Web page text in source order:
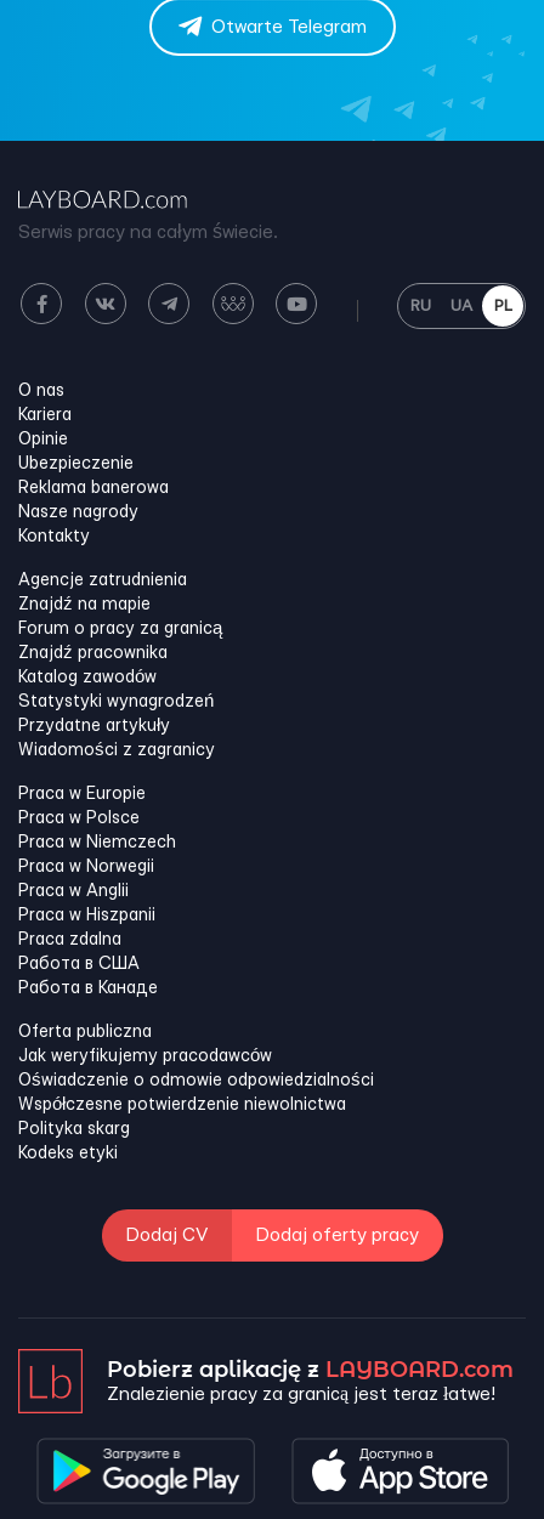
Otwarte Telegram
Serwis pracy na całym świecie.
RU UA PL
O nas
Kariera
Opinie
Ubezpieczenie
Reklama banerowa
Nasze nagrody
Kontakty
Agencje zatrudnienia
Znajdź na mapie
Forum o pracy za granicą
Znajdź pracownika
Katalog zawodów
Statystyki wynagrodzeń
Przydatne artykuły
Wiadomości z zagranicy
Praca w Europie
Praca w Polsce
Praca w Niemczech
Praca w Norwegii
Praca w Anglii
Praca w Hiszpanii
Praca zdalna
Работа в США
Работа в Канадe
Oferta publiczna
Jak weryfikujemy pracodawców
Oświadczenie o odmowie odpowiedzialności
Współczesne potwierdzenie niewolnictwa
Polityka skarg
Kodeks etyki
Dodaj CV Dodaj oferty pracy
Pobierz aplikację z LAYBOARD.com
Znalezienie pracy za granicą jest teraz łatwe!